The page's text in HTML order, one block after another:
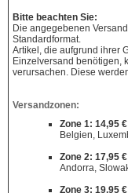
Bitte beachten Sie:
Die angegebenen
Standardformat.
Artikel, die aufgrund ihrer
Einzelversand benötigen,
verursachen. Diese
Versandzonen:
Zone 1: 14,95 €
Belgien,
Zone 2: 17,95
Andorra,
Zone 3: 19,95